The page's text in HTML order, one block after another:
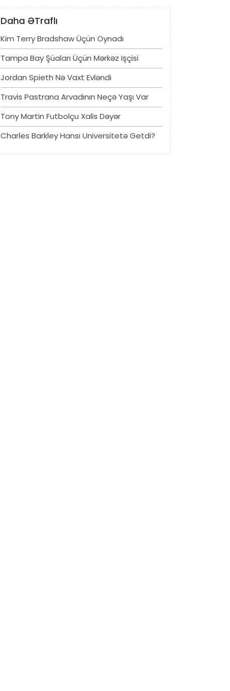
Daha ƏTraflı
Kim Terry Bradshaw Üçün Oynadı
Tampa Bay Şüaları Üçün Mərkəz Işçisi
Jordan Spieth Nə Vaxt Evləndi
Travis Pastrana Arvadının Neçə Yaşı Var
Tony Martin Futbolçu Xalis Dəyər
Charles Barkley Hansı Universitetə ​​getdi?